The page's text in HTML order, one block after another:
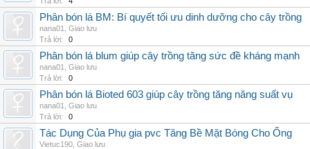
Phân bón lá BM: Bí quyết tối ưu dinh dưỡng cho cây trồng
nana01
Giao lưu
Trả lời:
0
Phân bón lá blum giúp cây trồng tăng sức đề kháng mạnh
nana01
Giao lưu
Trả lời:
0
Phân bón lá Bioted 603 giúp cây trồng tăng năng suất vụ
nana01
Giao lưu
Trả lời:
0
Tác Dụng Của Phụ gia pvc Tăng Bề Mặt Bóng Cho Ống
Vietuc190 Giao lưu